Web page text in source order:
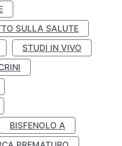
SULLA SALUTE
STUDI IN VIVO
BISFENOLO A